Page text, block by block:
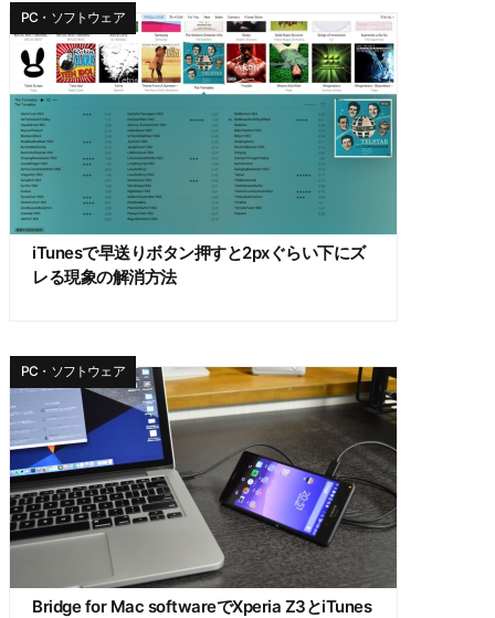
iTunesで早送りボタン押すと2pxぐらい下にズ
レる現象の解消方法
PC・ソフトウェア
Bridge for Mac softwareでXperia Z3とiTunes
PC・ソフトウェア